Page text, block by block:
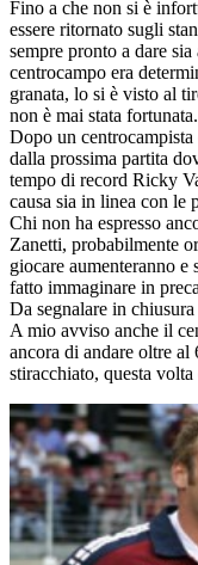
Fino a che non si è
essere ritornato sugli
sempre pronto a dare
centrocampo era
granata, lo si è visto al
non è mai stata fortunata.
Dopo un
dalla prossima partita
tempo di record Ricky
causa sia in linea con le
Chi non ha espresso
Zanetti, probabilmente
giocare aumenteranno
fatto immaginare in
Da segnalare in
A mio avviso anche il
ancora di andare oltre al
stiracchiato, questa